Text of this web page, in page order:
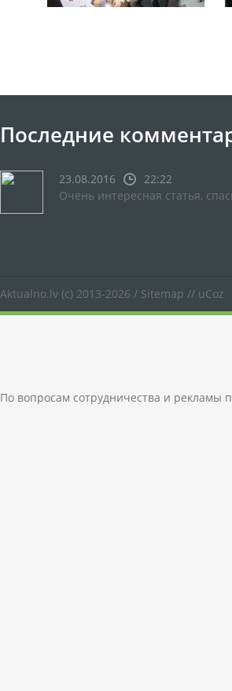
Последние
23.08.2016
22:22
Очень интересная статья,
Aktualno.lv (c) 2013-2026 / Sitemap // uCoz
По вопросам сотрудничества и рекламы